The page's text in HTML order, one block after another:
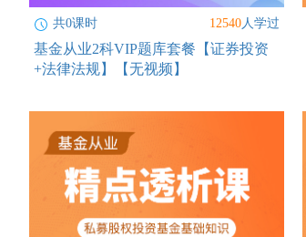
共0课时 12540人学过
基金从业2科VIP题库套餐【证券投资
+法律法规】【无视频】